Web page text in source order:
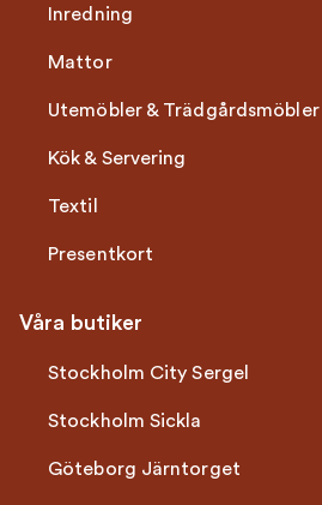
Inredning
Mattor
Utemöbler & Trädgårdsmöbler
Kök & Servering
Textil
Presentkort
Våra butiker
Stockholm City Sergel
Stockholm Sickla
Göteborg Järntorget